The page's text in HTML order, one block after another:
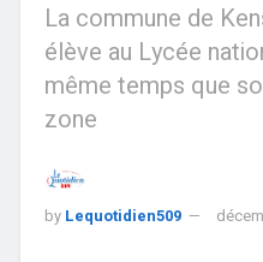
La commune de
élève au Lycée
même temps que
zone
by Lequotidien509